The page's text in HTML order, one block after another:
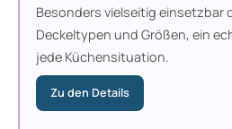
Besonders vielseitig einsetzbar
Deckeltypen und Größen, ein
jede Küchensituation.
Zu den Details